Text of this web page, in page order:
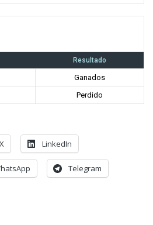
Resultado
Ganados
Perdido
X LinkedIn
Telegram